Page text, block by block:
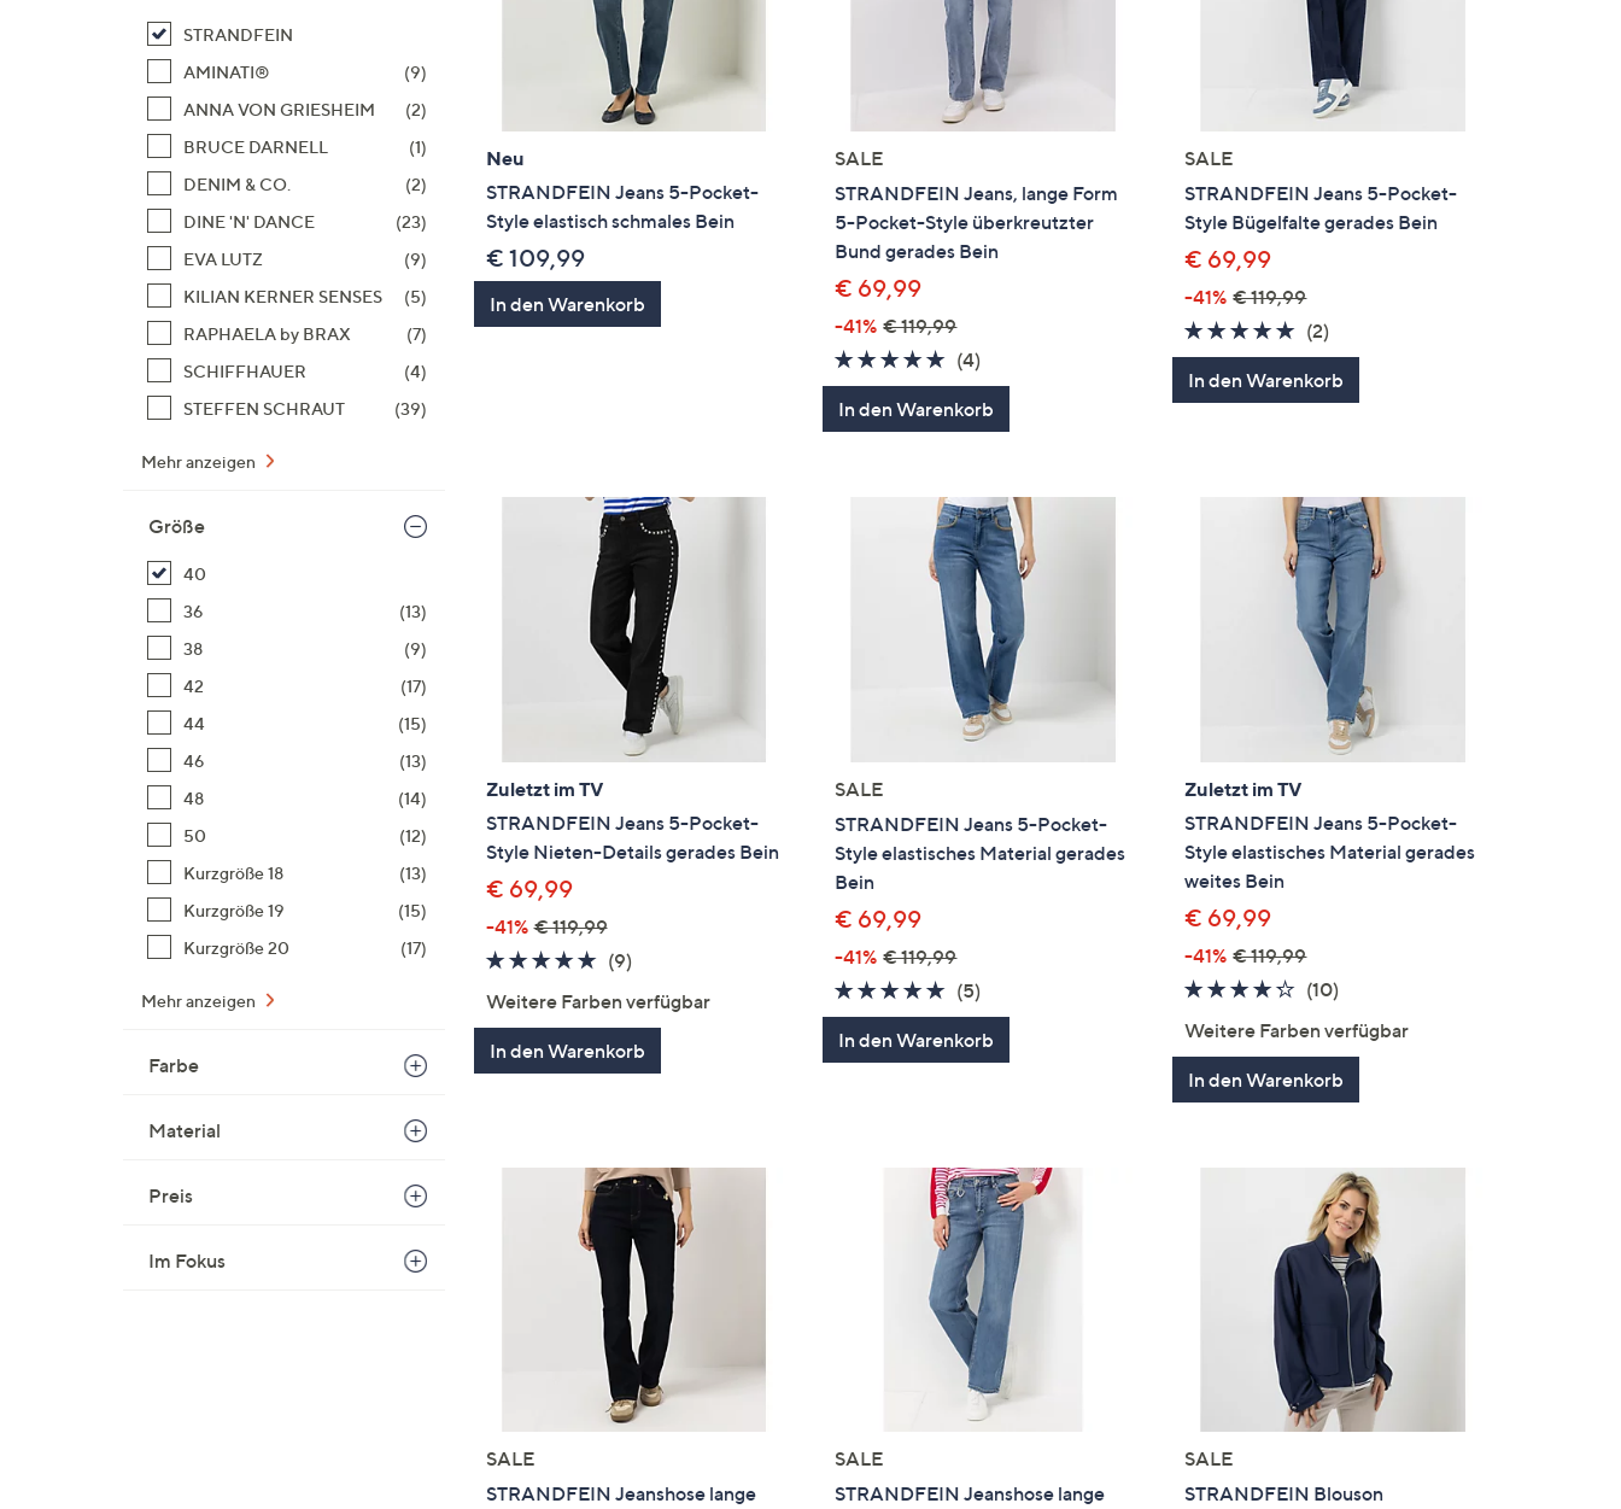
STRANDFEIN
AMINATI®
(9)
ANNA VON GRIESHEIM
(2)
BRUCE DARNELL
(1)
DENIM & CO.
(2)
DINE 'N' DANCE
(23)
EVA LUTZ
(9)
KILIAN KERNER SENSES
(5)
RAPHAELA by BRAX
(7)
SCHIFFHAUER
(4)
STEFFEN SCHRAUT
(39)
Mehr anzeigen
Größe
40
36
(13)
38
(9)
42
(17)
44
(15)
46
(13)
48
(14)
50
(12)
Kurzgröße 18
(13)
Kurzgröße 19
(15)
Kurzgröße 20
(17)
Mehr anzeigen
Farbe
Material
Preis
Im Fokus
Neu
STRANDFEIN Jeans 5-Pocket-
Style elastisch schmales Bein
€ 109,99
In den Warenkorb
SALE
STRANDFEIN Jeans, lange Form
5-Pocket-Style überkreutzter
Bund gerades Bein
€ 69,99
-41% € 119,99
5.0
von
5
(4)
Bewertungen
In den Warenkorb
SALE
STRANDFEIN Jeans 5-Pocket-
Style Bügelfalte gerades Bein
€ 69,99
-41% € 119,99
5.0
von
5
(2)
Bewertungen
In den Warenkorb
Zuletzt im TV
STRANDFEIN Jeans 5-Pocket-
Style Nieten-Details gerades Bein
€ 69,99
-41% € 119,99
4.7
5
(9)9
Weitere Farben verfügbar
In den Warenkorb
SALE
STRANDFEIN Jeans 5-Pocket-
Style elastisches Material gerades
Bein
€ 69,99
-41% € 119,99
4.6
von
5
(5)
Bewertungen
In den Warenkorb
Zuletzt im TV
STRANDFEIN Jeans 5-Pocket-
Style elastisches Material gerades
weites Bein
€ 69,99
-41% € 119,99
4.2
5
(10)
Weitere Farben verfügbar
In den Warenkorb
SALE
STRANDFEIN Jeanshose lange
SALE
STRANDFEIN Jeanshose lange
SALE
STRANDFEIN Blouson